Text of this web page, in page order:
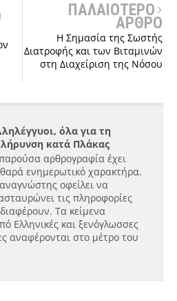
ΠΑΛΑΙΟΤΕΡΟ
ΑΡΘΡΟ
Η Σημασία της Σωστής
Διατροφής και των Βιταμινών
στη Διαχείριση της Νόσου
όλα για τη
κατά Πλάκας
αρθρογραφία έχει
ενημερωτικό χαρακτήρα.
οφείλει να
τις πληροφορίες
Τα κείμενα
Ελληνικές και ξενόγλωσσες
αναφέρονται στο μέτρο του